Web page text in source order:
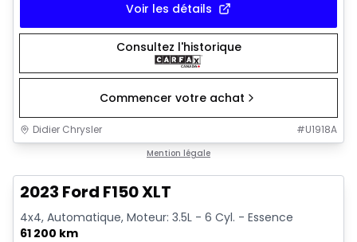
Voir les détails
Consultez l'historique
Commencer votre achat
Didier Chrysler #U1918A
Mention légale
2023 Ford F150 XLT
4x4, Automatique, Moteur: 3.5L - 6 Cyl. - Essence
61 200 km